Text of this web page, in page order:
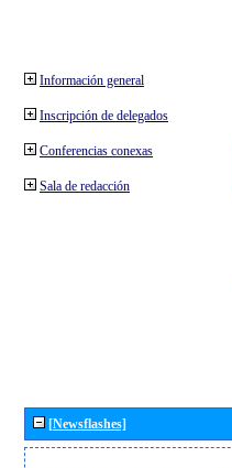
Información general
Inscripción de delegados
Conferencias conexas
Sala de redacción
[Newsflashes]